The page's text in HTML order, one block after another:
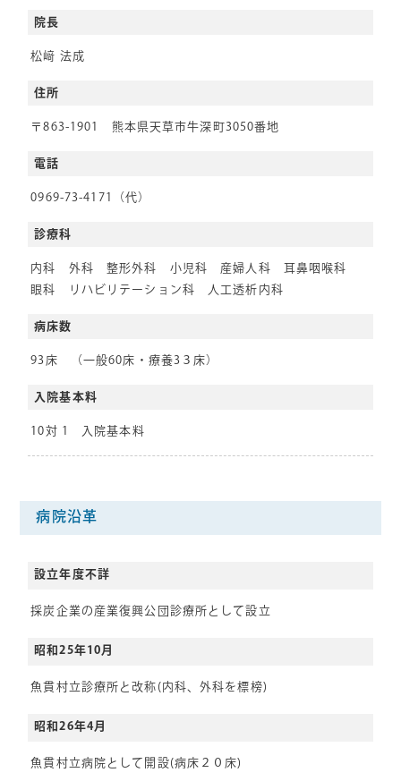
院長
松﨑 法成
住所
〒863-1901 熊本県天草市牛深町3050番地
電話
0969-73-4171（代）
診療科
内科 外科 整形外科 小児科 産婦人科 耳鼻咽喉科
眼科 リハビリテーション科 人工透析内科
病床数
93床 （一般60床・療養3３床）
入院基本料
10対 1 入院基本料
病院沿革
設立年度不詳
採炭企業の産業復興公団診療所として設立
昭和25年10月
魚貫村立診療所と改称(内科、外科を標榜)
昭和26年4月
魚貫村立病院として開設(病床２０床)